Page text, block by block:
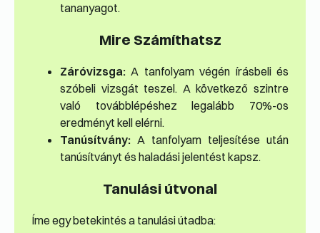
tananyagot.
Mire Számíthatsz
Záróvizsga: A tanfolyam végén írásbeli és
szóbeli vizsgát teszel. A következő szintre
való továbblépéshez legalább 70%-os
eredményt kell elérni.
Tanúsítvány: A tanfolyam teljesítése után
tanúsítványt és haladási jelentést kapsz.
Tanulási útvonal
Íme egy betekintés a tanulási útadba: